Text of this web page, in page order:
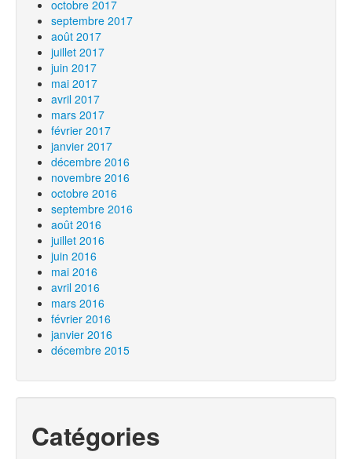
octobre 2017
septembre 2017
août 2017
juillet 2017
juin 2017
mai 2017
avril 2017
mars 2017
février 2017
janvier 2017
décembre 2016
novembre 2016
octobre 2016
septembre 2016
août 2016
juillet 2016
juin 2016
mai 2016
avril 2016
mars 2016
février 2016
janvier 2016
décembre 2015
Catégories